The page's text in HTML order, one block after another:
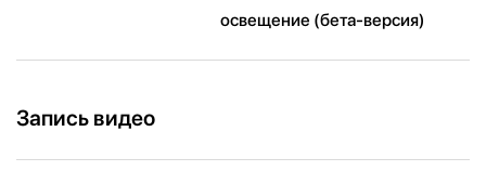
освещение (бета‑версия)
Запись видео